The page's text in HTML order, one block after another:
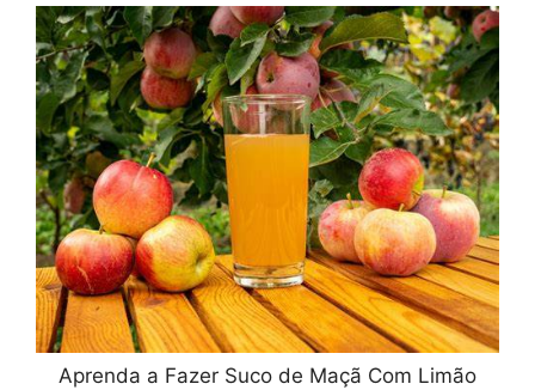
Aprenda a Fazer Suco de Maçã Com Limão